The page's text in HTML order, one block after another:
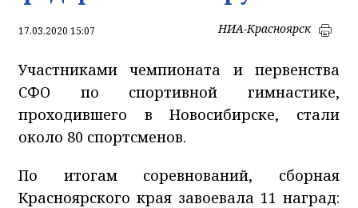
17.03.2020 15:07 НИА-Красноярск
Участниками чемпионата и первенства
СФО по спортивной гимнастике,
проходившего в Новосибирске, стали
около 80 спортсменов.
По итогам соревнований, сборная
Красноярского края завоевала 11 наград: